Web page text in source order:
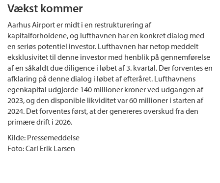
Vækst kommer
Aarhus Airport er midt i en restrukturering af
kapitalforholdene, og lufthavnen har en konkret dialog med
en seriøs potentiel investor. Lufthavnen har netop meddelt
eksklusivitet til denne investor med henblik på gennemførelse
af en såkaldt due diligence i løbet af 3. kvartal. Der forventes en
afklaring på denne dialog i løbet af efteråret. Lufthavnens
egenkapital udgjorde 140 millioner kroner ved udgangen af
2023, og den disponible likviditet var 60 millioner i starten af
2024. Det forventes først, at der genereres overskud fra den
primære drift i 2026.
Kilde: Pressemeddelse
Foto: Carl Erik Larsen